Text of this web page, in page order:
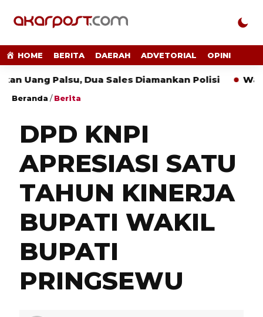
HOME BERITA DAERAH ADVETORIAL OPINI
Palsu, Dua Sales Diamankan Polisi Wahrul
Beranda /Berita
DPD KNPI
APRESIASI SATU
TAHUN KINERJA
BUPATI WAKIL
BUPATI
PRINGSEWU